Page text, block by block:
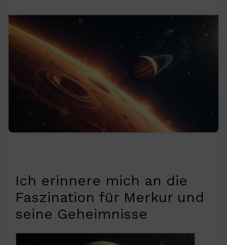
Ich erinnere mich an die
Faszination für Merkur und
seine Geheimnisse